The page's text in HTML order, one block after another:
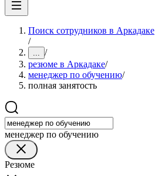
Поиск сотрудников в Аркадаке
/
... /
резюме в Аркадаке/
менеджер по обучению/
полная занятость
менеджер по обучению
Резюме